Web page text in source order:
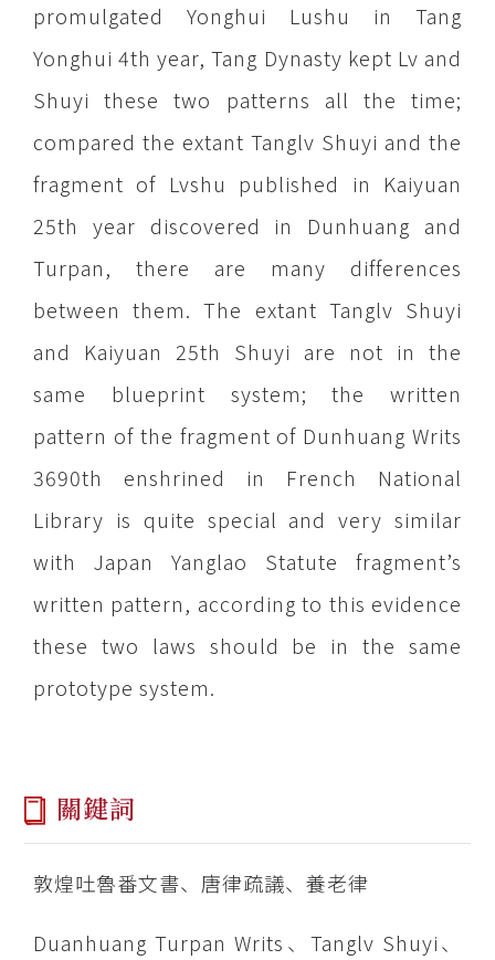
promulgated Yonghui Lushu in Tang
Yonghui 4th year, Tang Dynasty kept Lv and
Shuyi these two patterns all the time;
compared the extant Tanglv Shuyi and the
fragment of Lvshu published in Kaiyuan
25th year discovered in Dunhuang and
Turpan, there are many differences
between them. The extant Tanglv Shuyi
and Kaiyuan 25th Shuyi are not in the
same blueprint system; the written
pattern of the fragment of Dunhuang Writs
3690th enshrined in French National
Library is quite special and very similar
with Japan Yanglao Statute fragment’s
written pattern, according to this evidence
these two laws should be in the same
prototype system.
關鍵詞
敦煌吐魯番文書、唐律疏議、養老律
Duanhuang Turpan Writs、Tanglv Shuyi、